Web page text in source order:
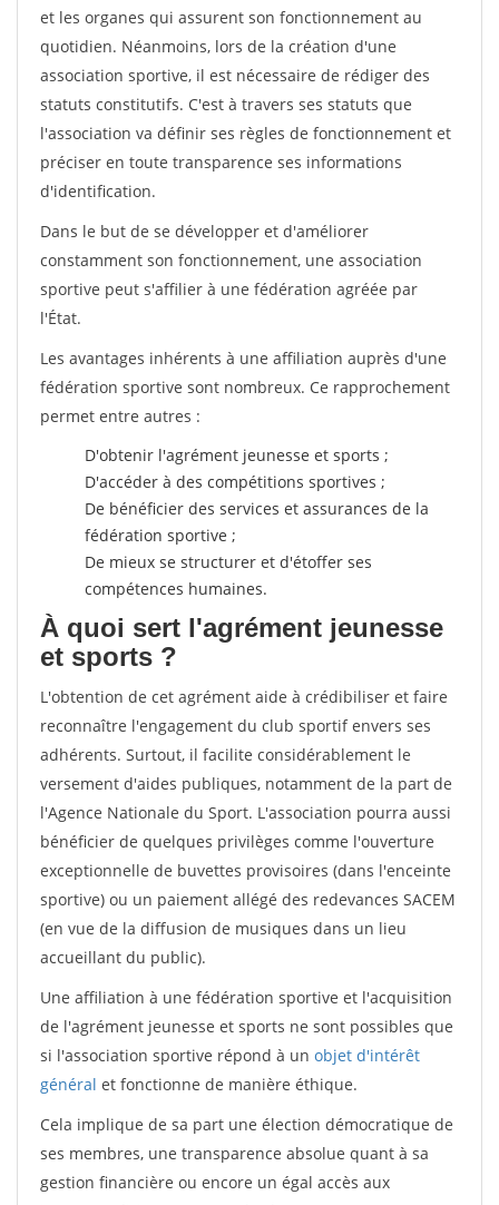
et les organes qui assurent son fonctionnement au
quotidien. Néanmoins, lors de la création d'une
association sportive, il est nécessaire de rédiger des
statuts constitutifs. C'est à travers ses statuts que
l'association va définir ses règles de fonctionnement et
préciser en toute transparence ses informations
d'identification.
Dans le but de se développer et d'améliorer
constamment son fonctionnement, une association
sportive peut s'affilier à une fédération agréée par
l'État.
Les avantages inhérents à une affiliation auprès d'une
fédération sportive sont nombreux. Ce rapprochement
permet entre autres :
D'obtenir l'agrément jeunesse et sports ;
D'accéder à des compétitions sportives ;
De bénéficier des services et assurances de la
fédération sportive ;
De mieux se structurer et d'étoffer ses
compétences humaines.
À quoi sert l'agrément jeunesse
et sports ?
L'obtention de cet agrément aide à crédibiliser et faire
reconnaître l'engagement du club sportif envers ses
adhérents. Surtout, il facilite considérablement le
versement d'aides publiques, notamment de la part de
l'Agence Nationale du Sport. L'association pourra aussi
bénéficier de quelques privilèges comme l'ouverture
exceptionnelle de buvettes provisoires (dans l'enceinte
sportive) ou un paiement allégé des redevances SACEM
(en vue de la diffusion de musiques dans un lieu
accueillant du public).
Une affiliation à une fédération sportive et l'acquisition
de l'agrément jeunesse et sports ne sont possibles que
si l'association sportive répond à un objet d'intérêt
général et fonctionne de manière éthique.
Cela implique de sa part une élection démocratique de
ses membres, une transparence absolue quant à sa
gestion financière ou encore un égal accès aux